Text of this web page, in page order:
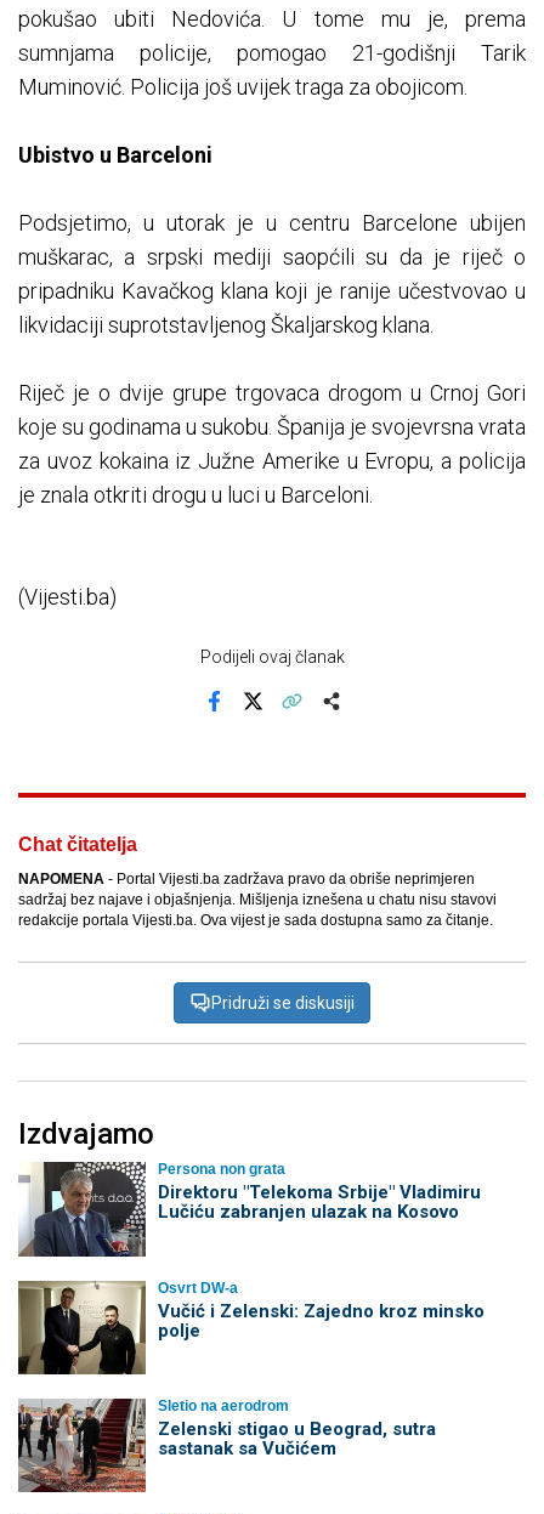
pokušao ubiti Nedovića. U tome mu je, prema
sumnjama policije, pomogao 21-godišnji Tarik
Muminović. Policija još uvijek traga za obojicom.
Ubistvo u Barceloni
Podsjetimo, u utorak je u centru Barcelone ubijen
muškarac, a srpski mediji saopćili su da je riječ o
pripadniku Kavačkog klana koji je ranije učestvovao u
likvidaciji suprotstavljenog Škaljarskog klana.
Riječ je o dvije grupe trgovaca drogom u Crnoj Gori
koje su godinama u sukobu. Španija je svojevrsna vrata
za uvoz kokaina iz Južne Amerike u Evropu, a policija
je znala otkriti drogu u luci u Barceloni.
(Vijesti.ba)
Podijeli ovaj članak
Chat čitatelja
NAPOMENA - Portal Vijesti.ba zadržava pravo da obriše neprimjeren
sadržaj bez najave i objašnjenja. Mišljenja iznešena u chatu nisu stavovi
redakcije portala Vijesti.ba. Ova vijest je sada dostupna samo za čitanje.
Pridruži se diskusiji
Izdvajamo
Persona non grata
Direktoru "Telekoma Srbije" Vladimiru
Lučiću zabranjen ulazak na Kosovo
Osvrt DW-a
Vučić i Zelenski: Zajedno kroz minsko
polje
Sletio na aerodrom
Zelenski stigao u Beograd, sutra
sastanak sa Vučićem